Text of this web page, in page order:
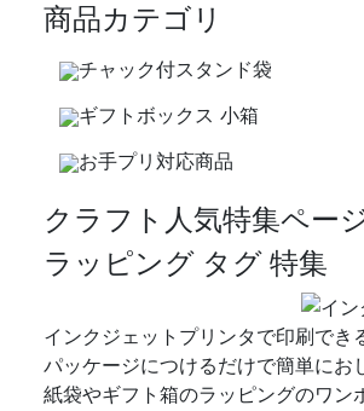
商品カテゴリ
チャック付スタンド袋
ギフトボックス 小箱
お手プリ対応商品
クラフト人気特集ペー
ラッピング タグ 特集
インクジェットプリンタで印刷でき
パッケージにつけるだけで簡単にお
紙袋やギフト箱のラッピングのワン